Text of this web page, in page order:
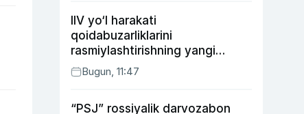
IIV yo‘l harakati
qoidabuzarliklarini
rasmiylashtirishning yangi
tartibini taklif qildi
Bugun, 11:47
“PSJ” rossiyalik darvozabon